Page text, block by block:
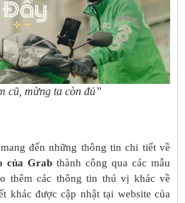
cũ, mừng ta còn đủ”
đến những thông tin chi tiết về
của Grab thành công qua các mẫu
thêm các thông tin thú vị khác về
khác được cập nhật tại website của